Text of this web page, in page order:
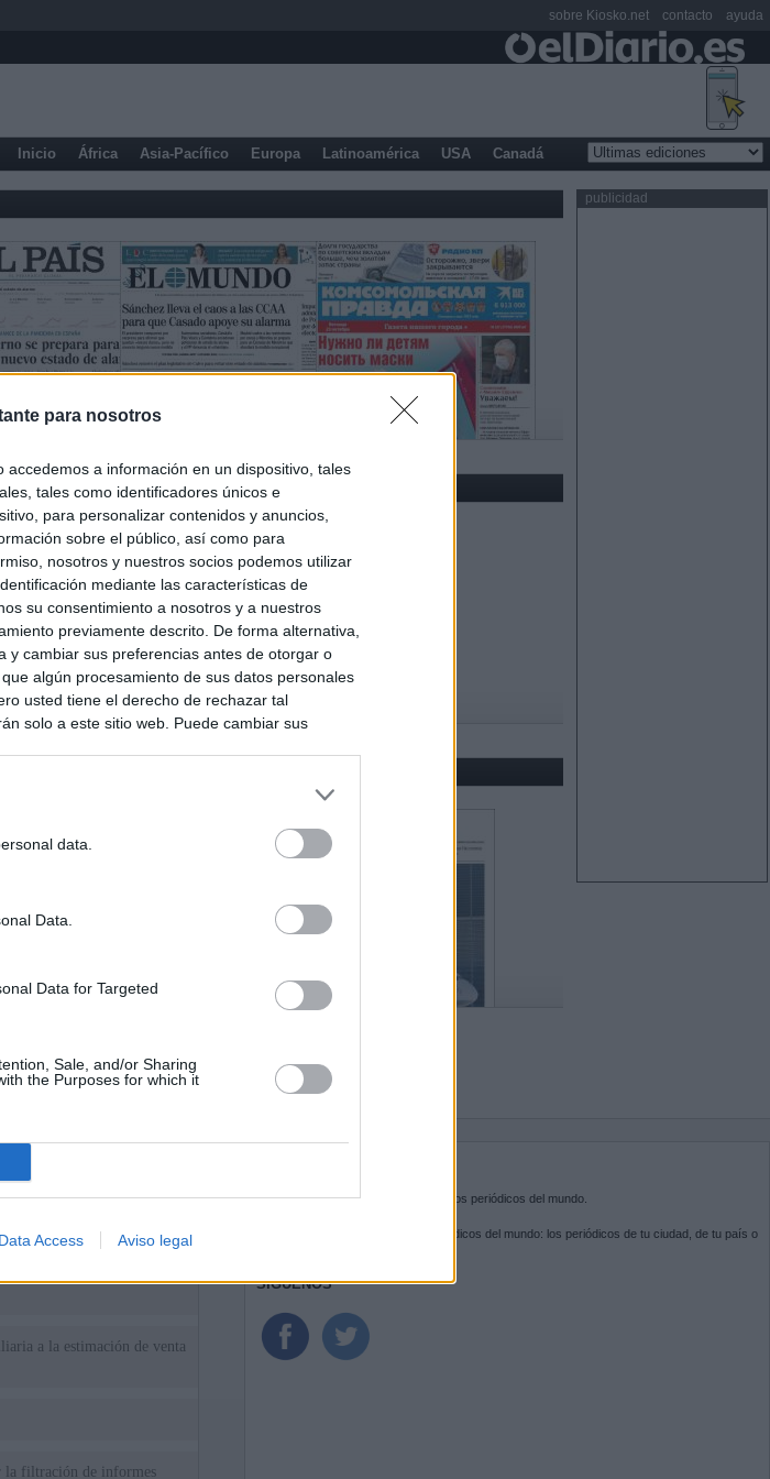
para nosotros
a información en un dispositivo, tales
tales como identificadores únicos e
para personalizar contenidos y anuncios,
sobre el público, así como para
nosotros y nuestros socios podemos utilizar
mediante las características de
su consentimiento a nosotros y a nuestros
previamente descrito. De forma alternativa,
y cambiar sus preferencias antes de otorgar o
algún procesamiento de sus datos personales
usted tiene el derecho de rechazar tal
solo a este sitio web. Puede cambiar sus
data.
Data.
Data for Targeted
Sale, and/or Sharing
the Purposes for which it
Data Access Aviso legal
Inicio África Asia-Pacífico Europa Latinoamérica USA Canadá
publicidad
ático: "Lo que no se dice es
a la estimación de venta
la filtración de informes
Kiosko.netes la puerta de entrada a los periódicos del mundo.
Navega por las portadas de los periódicos del mundo: los periódicos de tu ciudad, de tu país o
SÍGUENOS
sobre Kiosko.net contacto ayuda